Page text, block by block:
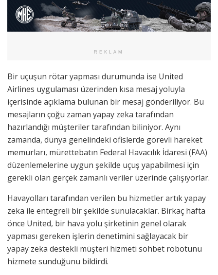
REKLAM
Bir uçuşun rötar yapması durumunda ise United
Airlines uygulaması üzerinden kısa mesaj yoluyla
içerisinde açıklama bulunan bir mesaj gönderiliyor. Bu
mesajların çoğu zaman yapay zeka tarafından
hazırlandığı müşteriler tarafından biliniyor. Aynı
zamanda, dünya genelindeki ofislerde görevli hareket
memurları, mürettebatın Federal Havacılık İdaresi (FAA)
düzenlemelerine uygun şekilde uçuş yapabilmesi için
gerekli olan gerçek zamanlı veriler üzerinde çalışıyorlar.
Havayolları tarafından verilen bu hizmetler artık yapay
zeka ile entegreli bir şekilde sunulacaklar. Birkaç hafta
önce United, bir hava yolu şirketinin genel olarak
yapması gereken işlerin denetimini sağlayacak bir
yapay zeka destekli müşteri hizmeti sohbet robotunu
hizmete sunduğunu bildirdi.